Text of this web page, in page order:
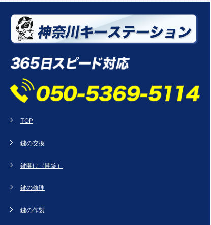
TOP
鍵の交換
鍵開け（開錠）
鍵の修理
鍵の作製